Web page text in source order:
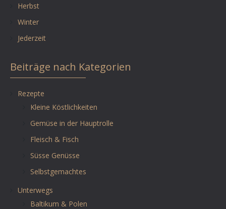
Herbst
Winter
Jederzeit
Beiträge nach Kategorien
Rezepte
Kleine Köstlichkeiten
Gemüse in der Hauptrolle
Fleisch & Fisch
Süsse Genüsse
Selbstgemachtes
Unterwegs
Baltikum & Polen